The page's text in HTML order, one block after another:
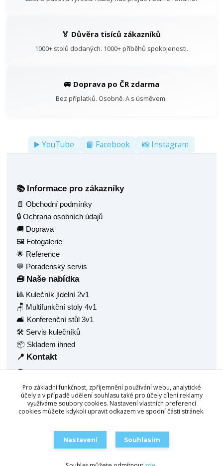
🏅 Důvěra tisíců zákazníků
1000+ stolů dodaných. 1000+ příběhů spokojenosti.
🚐 Doprava po ČR zdarma
Bez příplatků. Osobně. A s úsměvem.
▶️ YouTube 📘 Facebook 📸 Instagram
📚 Informace pro zákazníky
📄 Obchodní podmínky
🔒 Ochrana osobních údajů
🚚 Doprava
🖼️ Fotogalerie
🌟 Reference
💬 Poradenský servis
🧰 Naše nabídka
🎱 Kulečník jídelní 2v1
🪑 Multifunkční stoly 4v1
🛋️ Konferenční stůl 3v1
🛠️ Servis kulečníků
📦 Skladem ihned
📍 Kontakt
🧑‍💼 Radek Balaš
🏠 Hlavní 1377
🏙️ Frýdlant nad Ostravicí, 73911
🆔 IČ: 68940688
☎️+420 777 158 532
Pro základní funkčnost, zpříjemnění používání webu, analytické
účely a v případě udělení souhlasu také pro účely cílení reklamy
využíváme soubory cookies. Nastavení vlastních preferencí
cookies můžete kdykoli upravit odkazem ve spodní části stránek.
Nastavení Souhlasím